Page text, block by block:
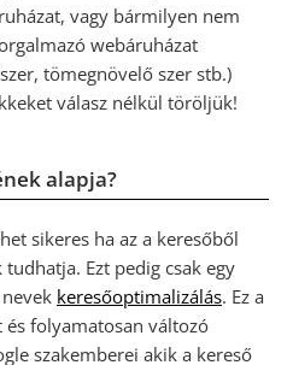
vagy bármilyen nem
webáruházat
tömegnövelő szer stb.)
válasz nélkül töröljük!
alapja?
sikeres ha az a keresőből
Ezt pedig csak egy
keresőoptimalizálás. Ez a
és folyamatosan változó
szakemberei akik a kereső